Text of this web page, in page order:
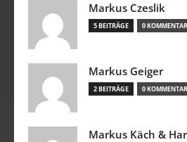
Markus Czeslik
5 BEITRÄGE 0
Markus Geiger
2 BEITRÄGE 0
Markus Käch &